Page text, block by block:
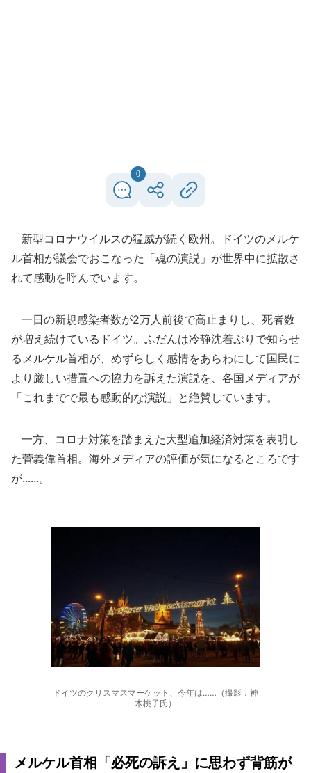
0
新型コロナウイルスの猛威が続く欧州。ドイツのメルケ
ル首相が議会でおこなった「魂の演説」が世界中に拡散さ
れて感動を呼んでいます。
一日の新規感染者数が2万人前後で高止まりし、死者数
が増え続けているドイツ。ふだんは冷静沈着ぶりで知らせ
るメルケル首相が、めずらしく感情をあらわにして国民に
より厳しい措置への協力を訴えた演説を、各国メディアが
「これまでで最も感動的な演説」と絶賛しています。
一方、コロナ対策を踏まえた大型追加経済対策を表明し
た菅義偉首相。海外メディアの評価が気になるところです
が......。
ドイツのクリスマスマーケット、今年は……（撮影：神
木桃子氏）
メルケル首相「必死の訴え」に思わず背筋が